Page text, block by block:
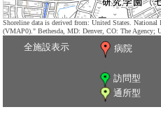
Shoreline data is derived from: United States.
(VMAP0)." Bethesda, MD: Denver, CO: The Agency;
全施設表示 病院
訪問型
通所型